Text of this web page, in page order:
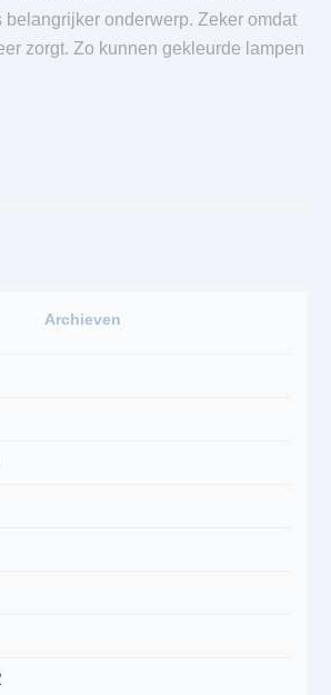
belangrijker onderwerp. Zeker omdat
zorgt. Zo kunnen gekleurde lampen
Archieven